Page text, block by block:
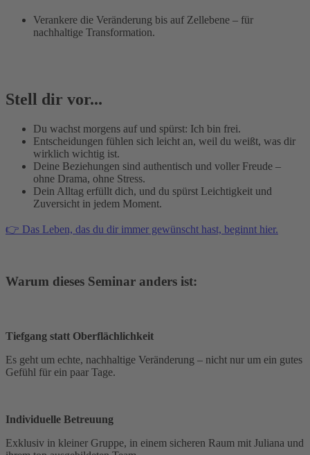
Verankere die Veränderung bis auf Zellebene – für
nachhaltige Transformation.
Stell dir vor...
Du wachst morgens auf und spürst: Ich bin frei.
Entscheidungen fühlen sich leicht an, weil du weißt, was dir
wirklich wichtig ist.
Deine Beziehungen sind authentisch und voller Freude –
ohne Drama, ohne Stress.
Dein Alltag erfüllt dich, und du spürst Leichtigkeit und
Zuversicht in jedem Moment.
👉 Das Leben, das du dir immer gewünscht hast, beginnt hier.
Warum dieses Seminar anders ist:
Tiefgang statt Oberflächlichkeit
Es geht um echte, nachhaltige Veränderung – nicht nur um ein gutes
Gefühl für ein paar Tage.
Individuelle Betreuung
Exklusiv in kleiner Gruppe, in einem sicheren Raum mit Juliana und